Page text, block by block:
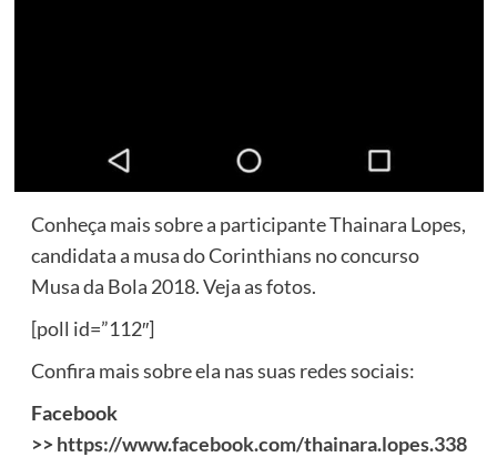
Conheça mais sobre a participante Thainara Lopes,
candidata a musa do Corinthians no concurso
Musa da Bola 2018. Veja as fotos.
[poll id=”112″]
Confira mais sobre ela nas suas redes sociais:
Facebook
>> https://www.facebook.com/thainara.lopes.338